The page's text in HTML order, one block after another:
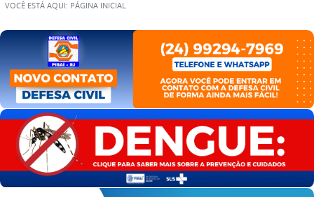
VOCÊ ESTÁ AQUI: PÁGINA INICIAL